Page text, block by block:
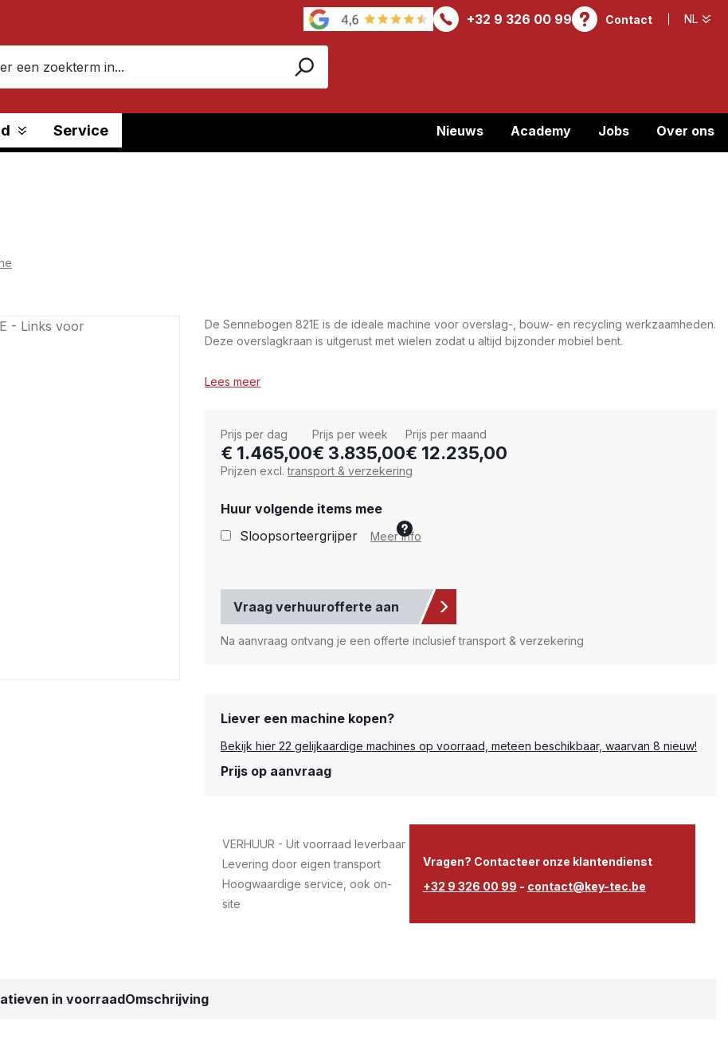
+32 9 326 00 99 Contact
Service Nieuws Academy Jobs Over ons
De Sennebogen 821E is de ideale machine voor overslag-, bouw- en recycling werkzaamheden.
Deze overslagkraan is uitgerust met wielen zodat u altijd bijzonder mobiel bent.
Lees meer
Prijs per dag
€ 1.465,00
Prijs per week
€ 3.835,00
Prijs per maand
€ 12.235,00
Prijzen excl. transport & verzekering
Huur volgende items mee
Selecteer de extra items die u wilt huren samen
Sloopsorteergrijper Meer info
Vraag verhuurofferte aan
Na aanvraag ontvang je een offerte inclusief transport & verzekering
Liever een machine kopen?
Bekijk hier 22 gelijkaardige machines op voorraad, meteen beschikbaar, waarvan 8 nieuw!
Prijs op aanvraag
VERHUUR - Uit voorraad leverbaar
Levering door eigen transport
Hoogwaardige service, ook on-
site
Vragen? Contacteer onze klantendienst
+32 9 326 00 99 - contact@key-tec.be
in voorraadOmschrijving